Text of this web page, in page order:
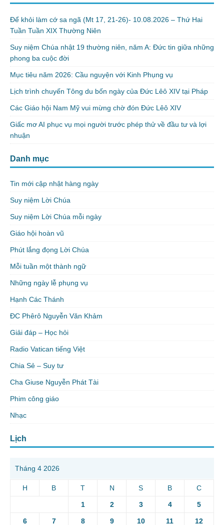
Để khỏi làm cớ sa ngã (Mt 17, 21-26)- 10.08.2026 – Thứ Hai
Tuần Tuần XIX Thường Niên
Suy niệm Chúa nhật 19 thường niên, năm A: Đức tin giữa những
phong ba cuộc đời
Mục tiêu năm 2026: Cầu nguyện với Kinh Phụng vụ
Lịch trình chuyến Tông du bốn ngày của Đức Lêô XIV tại Pháp
Các Giáo hội Nam Mỹ vui mừng chờ đón Đức Lêô XIV
Giấc mơ AI phục vụ mọi người trước phép thử về đầu tư và lợi
nhuận
Danh mục
Tin mới cập nhật hàng ngày
Suy niệm Lời Chúa
Suy niệm Lời Chúa mỗi ngày
Giáo hội hoàn vũ
Phút lắng đọng Lời Chúa
Mỗi tuần một thành ngữ
Những ngày lễ phụng vụ
Hạnh Các Thánh
ĐC Phêrô Nguyễn Văn Khảm
Giải đáp – Học hỏi
Radio Vatican tiếng Việt
Chia Sẻ – Suy tư
Cha Giuse Nguyễn Phát Tài
Phim công giáo
Nhạc
Lịch
Tháng 4 2026
H B T N S B C
1 2 3 4 5
6 7 8 9 10 11 12